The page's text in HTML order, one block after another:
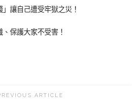
讓自己遭受牢獄之災！
保護大家不受害！
ARTICLE